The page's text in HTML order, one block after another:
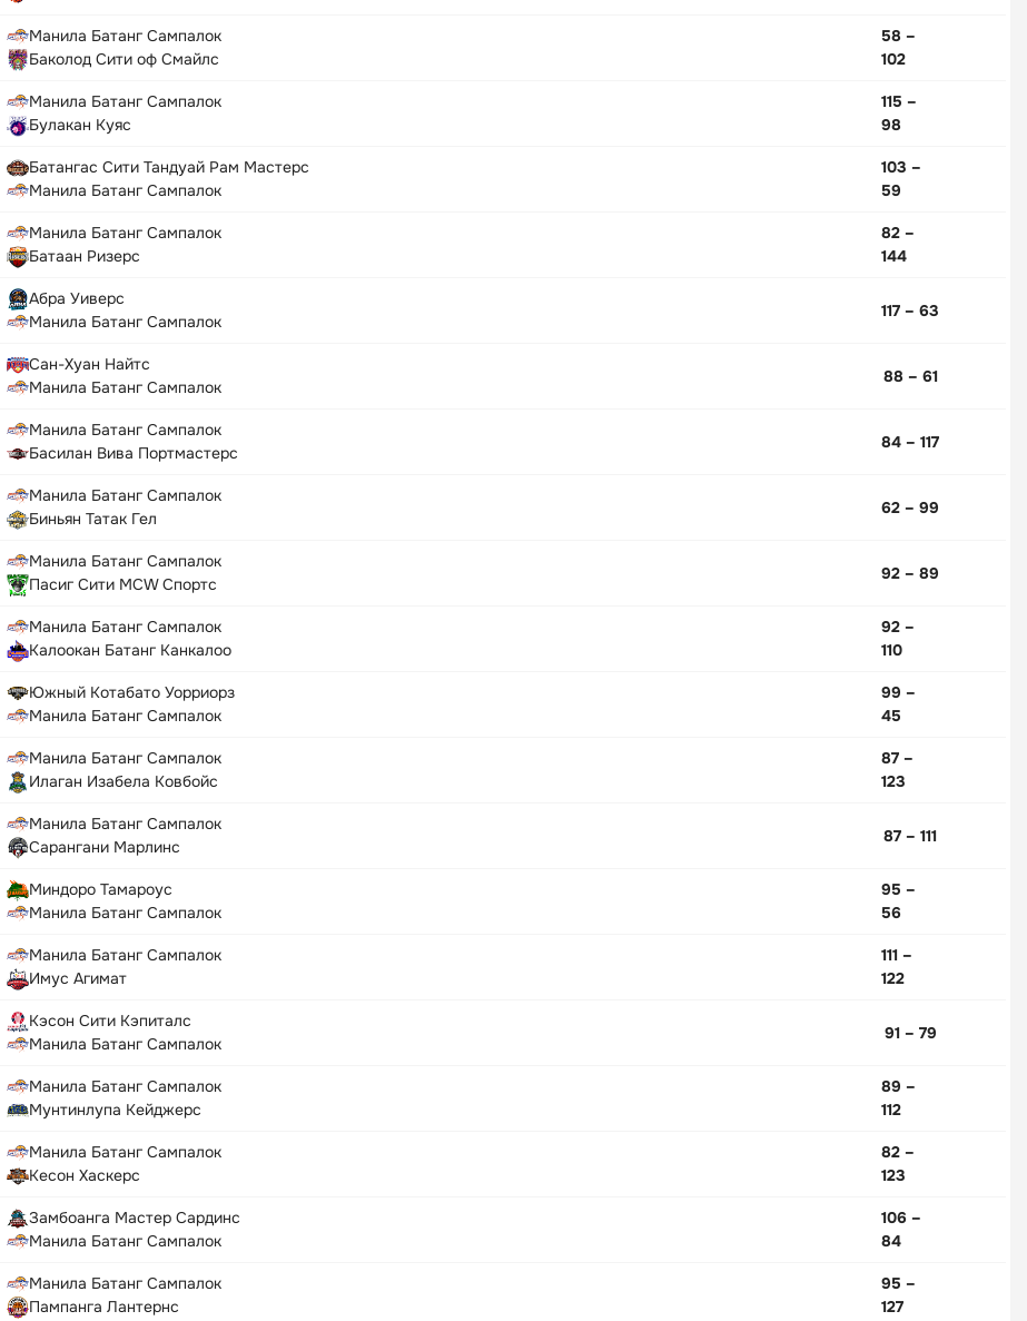
Манила Батанг Сампалок
Баколод Сити оф Смайлс
58 –
102
Манила Батанг Сампалок
Булакан Куяс
115 –
98
Батангас Сити Тандуай Рам Мастерс
Манила Батанг Сампалок
103 –
59
Манила Батанг Сампалок
Батаан Ризерс
82 –
144
Абра Уиверс
Манила Батанг Сампалок
117 – 63
Сан-Хуан Найтс
Манила Батанг Сампалок
88 – 61
Манила Батанг Сампалок
Басилан Вива Портмастерс
84 – 117
Манила Батанг Сампалок
Биньян Татак Гел
62 – 99
Манила Батанг Сампалок
Пасиг Сити MCW Спортс
92 – 89
Манила Батанг Сампалок
Калоокан Батанг Канкалоо
92 –
110
Южный Котабато Уорриорз
Манила Батанг Сампалок
99 –
45
Манила Батанг Сампалок
Илаган Изабела Ковбойс
87 –
123
Манила Батанг Сампалок
Сарангани Марлинс
87 – 111
Миндоро Тамароус
Манила Батанг Сампалок
95 –
56
Манила Батанг Сампалок
Имус Агимат
111 –
122
Кэсон Сити Кэпиталс
Манила Батанг Сампалок
91 – 79
Манила Батанг Сампалок
Мунтинлупа Кейджерс
89 –
112
Манила Батанг Сампалок
Кесон Хаскерс
82 –
123
Замбоанга Мастер Сардинс
Манила Батанг Сампалок
106 –
84
Манила Батанг Сампалок
Пампанга Лантернс
95 –
127